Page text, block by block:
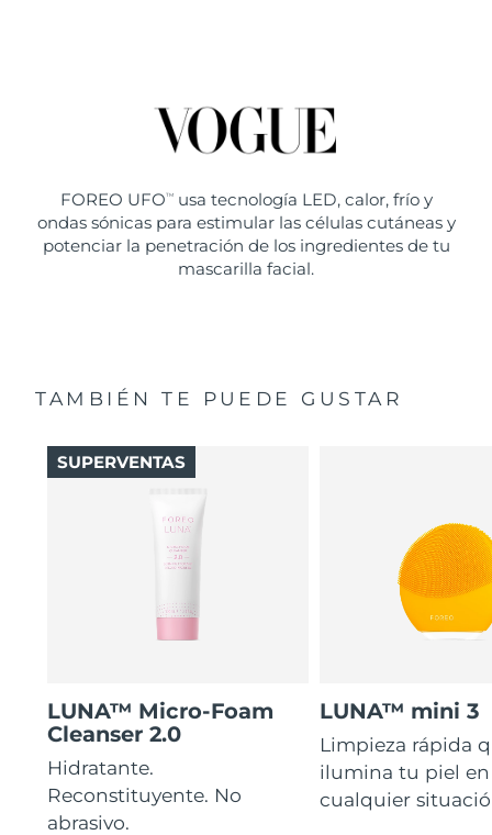
FOREO UFO TMusa tecnología LED, calor, frío y
ondas sónicas para estimular las células cutáneas y
potenciar la penetración de los ingredientes de tu
mascarilla facial.
TAMBIÉN TE PUEDE GUSTAR
LUNA™ Micro-Foam
Cleanser 2.0
Hidratante.
Reconstituyente. No
abrasivo.
SUPERVENTAS
LUNA™ mini 3
Limpieza rápida
ilumina tu piel en
cualquier